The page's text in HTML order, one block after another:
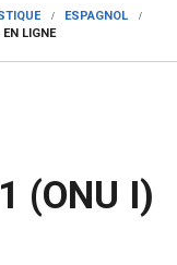
ESPAGNOL
LIGNE
(ONU I)